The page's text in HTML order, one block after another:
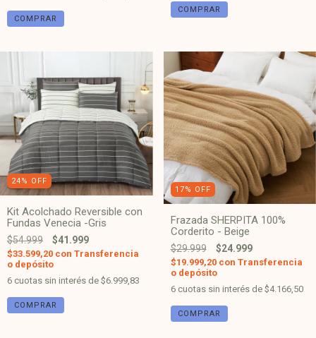
COMPRAR
COMPRAR
24% OFF
Kit Acolchado Reversible con
Fundas Venecia -Gris
$54.999 $41.999
$33.599,20 con Transferencia
o depósito
6 cuotas sin interés de $6.999,83
COMPRAR
17% OFF
Frazada SHERPITA 100%
Corderito - Beige
$29.999 $24.999
$19.999,20 con Transferencia
o depósito
6 cuotas sin interés de $4.166,50
COMPRAR